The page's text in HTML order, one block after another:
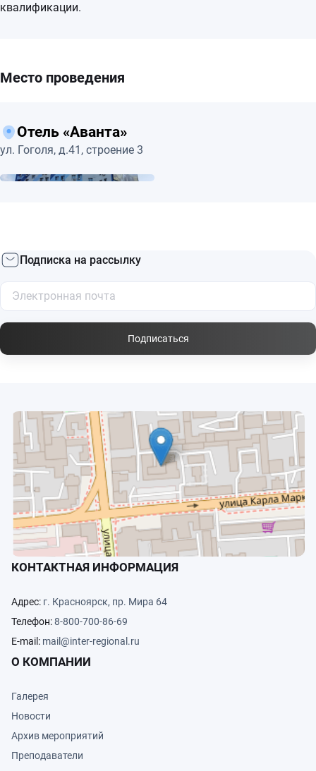
квалификации.
Место проведения
Отель «Аванта»
ул. Гоголя, д.41, строение 3
Подписка на рассылку
Подписаться
КОНТАКТНАЯ ИНФОРМАЦИЯ
Адрес: г. Красноярск, пр. Мира 64
Телефон:8-800-700-86-69
E-mail: mail@inter-regional.ru
О КОМПАНИИ
Галерея
Новости
Архив мероприятий
Преподаватели